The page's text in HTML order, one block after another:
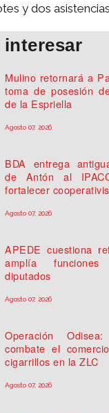
y dos
interesar
Mulino retornará a
toma de posesión
de la Espriella
Agosto 07, 2026
BDA entrega
de Antón al
fortalecer
Agosto 07, 2026
APEDE cuestiona
amplía
diputados
Agosto 07, 2026
Operación
combate el
cigarrillos en la ZLC
Agosto 07, 2026